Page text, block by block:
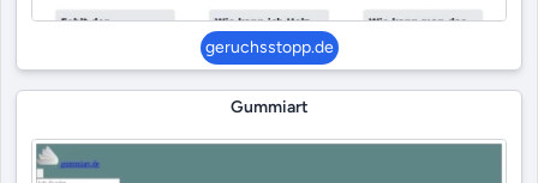
geruchsstopp.de
Gummiart